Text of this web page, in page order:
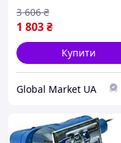
1 803₴
3 606 ₴
Купити
Global Market UA